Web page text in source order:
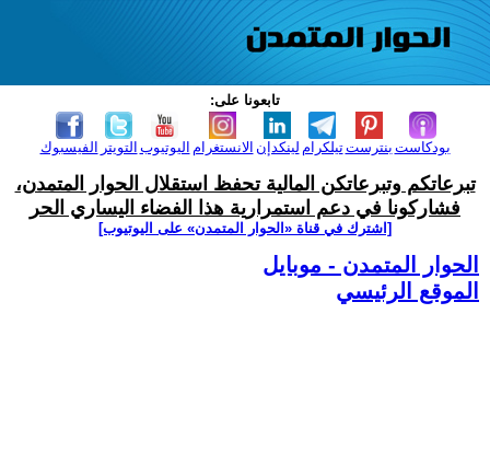
تابعونا على:
الفيسبوك التويتر اليوتيوب الانستغرام لينكدإن تيلكرامبنترست بودكاست
تبرعاتكم وتبرعاتكن المالية تحفظ استقلال الحوار المتمدن،
فشاركونا في دعم استمرارية هذا الفضاء اليساري الحر
[اشترك في قناة ‫«الحوار المتمدن» على اليوتيوب]
الحوار المتمدن - موبايل
الموقع الرئيسي